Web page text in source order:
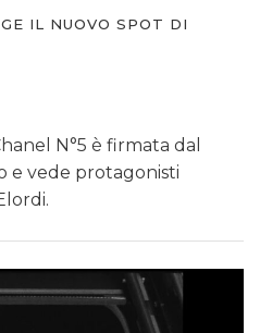
IL NUOVO SPOT DI
N°5 è firmata dal
e vede protagonisti